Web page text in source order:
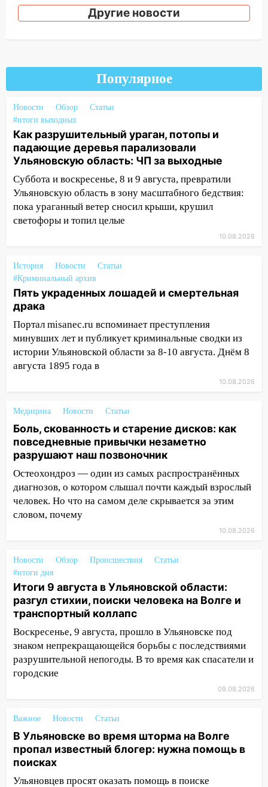
деревья в парке «Победы»
Прогноз погоды на 10 августа в
Ульяновской области
16:00
В Ульяновске во время шторма на
Волге пропал известный блогер: нужна
помощь в поисках
15:28 Соцсети: на «Ауди» упало дерево
в Новом городе
15:12 В Ульяновске выгорела кухня в
многоэтажке
Гинеколог рассказала о том, с
13:02 Соцсети: на улице Розы
Люксембург дерево упало на
автомобиль
13:00 «Благоприятный период для
новых начинаний: гороскоп для всех
знаков зодиака на неделю с 10 по 16
августа
12:57 В Ульяновской области ожидается
крупный град
12:11 Где есть бензин в Ульяновске 9
августа: список АЗС
11:55 Соцсети: светофор упал на
машину во время сильного ливня в
Ульяновске
СНТ сидят без света
10:13 Прокуратура подвела итоги
недели в Ульяновской области
09:18 Из-за ливня заблокировано
движение трамваев в Ульяновске
09:15 Ураган, изнасилование ребенка,
автоподставы и атака беспилотников:
важные итоги прошедшей недели в
В Ульяновске восстановили
трамвайную и троллейбусную
инфраструктуру после шторма
08:19 Внимание! В Цильнинском районе
пропал 67-летний мужчина
Другие новости
Популярное
Новости Обзор
Статьи
#итоги выходных
Как разрушительный ураган, потопы и
падающие деревья парализовали
Ульяновскую область: ЧП за выходные
Суббота и воскресенье, 8 и 9 августа, превратили
Ульяновскую область в зону масштабного бедствия:
пока ураганный ветер сносил крыши, крушил
светофоры и топил целые
10.08.2026
История Новости
Статьи
#Криминальный архив
Пять украденных лошадей и смертельная
драка
Портал misanec.ru вспоминает преступления
минувших лет и публикует криминальные сводки из
истории Ульяновской области за 8-10 августа. Днём 8
августа 1895 года в
10.08.2026
Медицина Новости Статьи
Боль, скованность и старение дисков: как
повседневные привычки незаметно
разрушают наш позвоночник
Остеохондроз — один из самых распространённых
диагнозов, о котором слышал почти каждый взрослый
человек. Но что на самом деле скрывается за этим
словом, почему
10.08.2026
Новости Обзор Происшествия
Статьи
#итоги дня
Итоги 9 августа в Ульяновской области:
разгул стихии, поиски человека на Волге и
транспортный коллапс
Воскресенье, 9 августа, прошло в Ульяновске под
знаком непрекращающейся борьбы с последствиями
разрушительной непогоды. В то время как спасатели и
городские
09.08.2026
Важное Новости Статьи
В Ульяновске во время шторма на Волге
пропал известный блогер: нужна помощь в
поисках
Ульяновцев просят оказать помощь в поиске